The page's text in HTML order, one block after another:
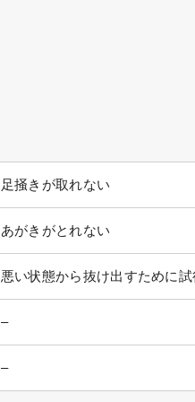
足掻きが取れない
あがきがとれない
悪い状態から抜け出すために
–
–